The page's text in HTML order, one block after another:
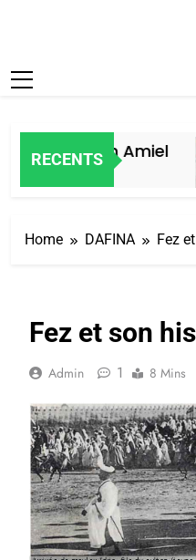
RECENTS
par Alain Amiel
Home DAFINA Fez
Fez et son
Admin 1 8 Mins